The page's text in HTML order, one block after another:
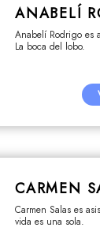
ANABELÍ
Anabelí Rodrigo es
La boca del lobo.
CARMEN
Carmen Salas es
vida es una sola.